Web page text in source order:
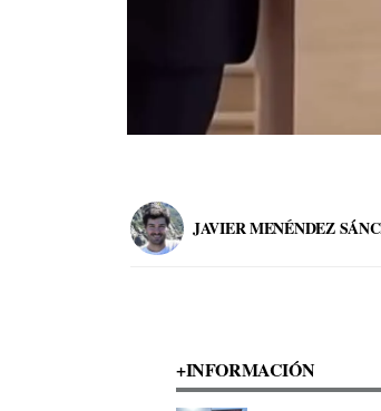
JAVIER MENÉNDEZ
+INFORMACIÓN